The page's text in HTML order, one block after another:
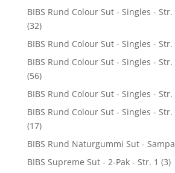
BIBS Rund Colour Sut - Singles -
(32)
BIBS Rund Colour Sut - Singles - Str.
BIBS Rund Colour Sut - Singles -
(56)
BIBS Rund Colour Sut - Singles - Str.
BIBS Rund Colour Sut - Singles -
(17)
BIBS Rund Naturgummi Sut -
BIBS Supreme Sut - 2-Pak - Str. 1 (3)